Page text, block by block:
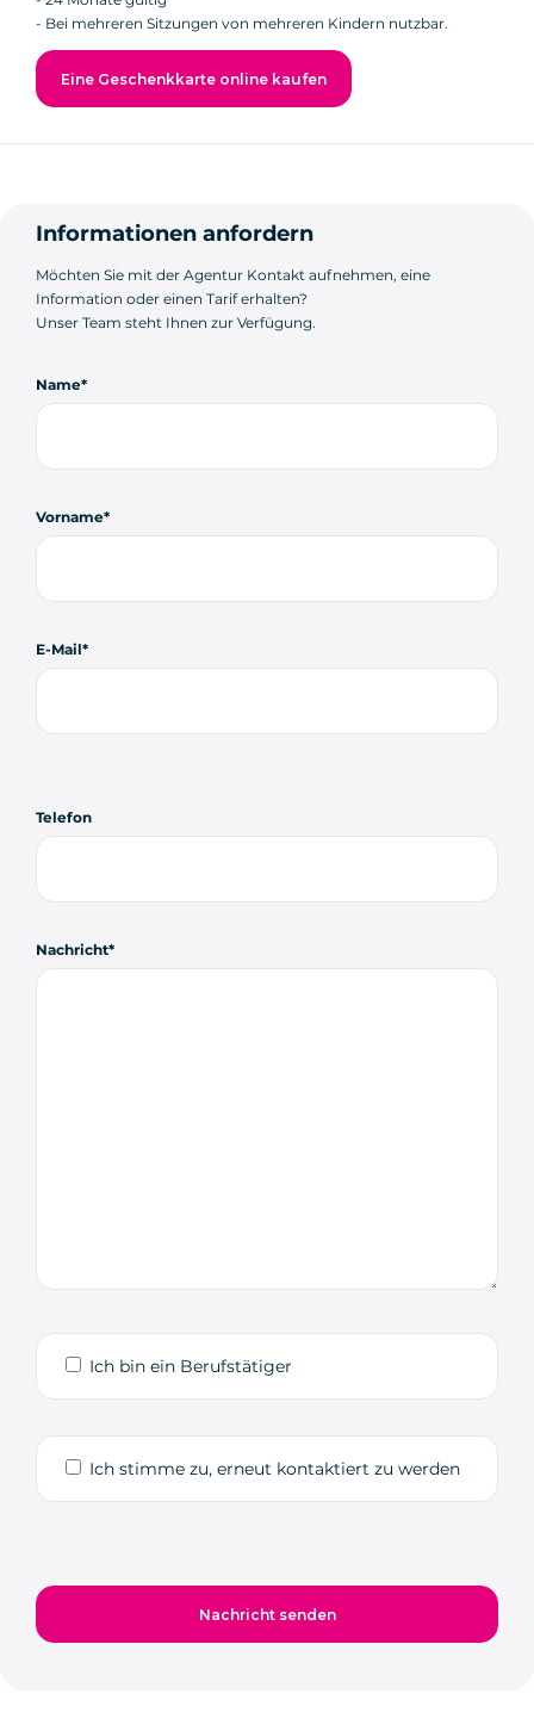
- Bei mehreren Sitzungen von mehreren Kindern nutzbar.
Eine Geschenkkarte online kaufen
Informationen anfordern
Möchten Sie mit der Agentur Kontakt aufnehmen, eine
Information oder einen Tarif erhalten?
Unser Team steht Ihnen zur Verfügung.
Name
Vorname
E-Mail
Telefon
Nachricht
Ich bin ein Berufstätiger
Ich stimme zu, erneut kontaktiert zu werden